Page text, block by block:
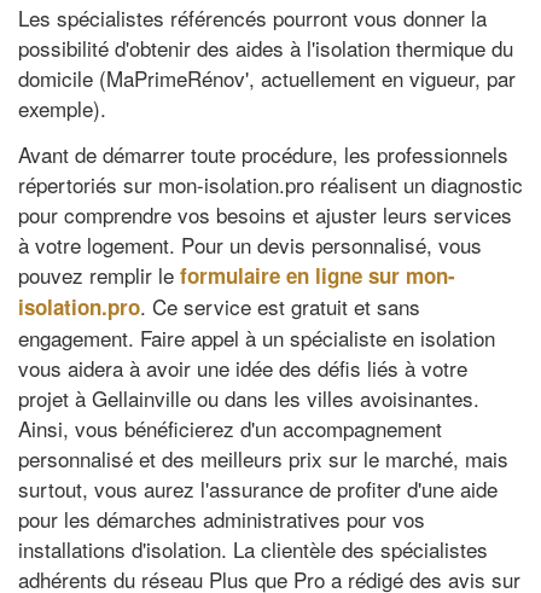
Les spécialistes référencés pourront vous donner la
possibilité d'obtenir des aides à l'isolation thermique du
domicile (MaPrimeRénov', actuellement en vigueur, par
exemple).
Avant de démarrer toute procédure, les professionnels
répertoriés sur mon-isolation.pro réalisent un diagnostic
pour comprendre vos besoins et ajuster leurs services
à votre logement. Pour un devis personnalisé, vous
pouvez remplir le formulaire en ligne sur mon-
isolation.pro. Ce service est gratuit et sans
engagement. Faire appel à un spécialiste en isolation
vous aidera à avoir une idée des défis liés à votre
projet à Gellainville ou dans les villes avoisinantes.
Ainsi, vous bénéficierez d'un accompagnement
personnalisé et des meilleurs prix sur le marché, mais
surtout, vous aurez l'assurance de profiter d'une aide
pour les démarches administratives pour vos
installations d'isolation. La clientèle des spécialistes
adhérents du réseau Plus que Pro a rédigé des avis sur